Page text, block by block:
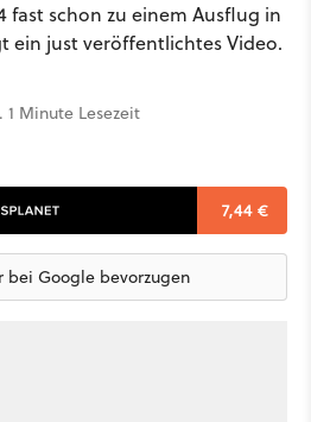
fast schon zu einem Ausflug in
ein just veröffentlichtes Video.
1 Minute Lesezeit
7,44 €
bei Google bevorzugen